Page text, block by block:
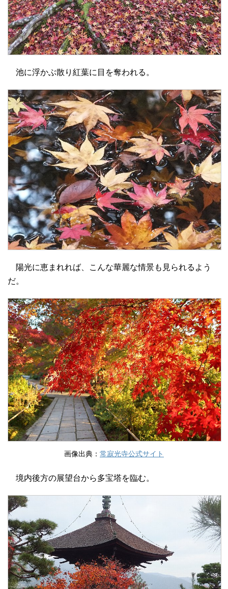
池に浮かぶ散り紅葉に目を奪われる。
陽光に恵まれれば、こんな華麗な情景も見られるよう
だ。
画像出典： 常寂光寺公式サイト
境内後方の展望台から多宝塔を臨む。